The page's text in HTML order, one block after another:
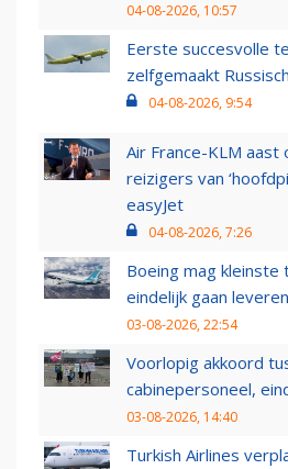
04-08-2026, 10:57
Eerste succesvolle
zelfgemaakt
04-08-2026, 9:54
Air France-KLM aast
reizigers van
easyJet
04-08-2026, 7:26
Boeing mag kleinste
eindelijk gaan leveren
03-08-2026, 22:54
Voorlopig akkoord
cabinepersoneel,
03-08-2026, 14:40
Turkish Airlines